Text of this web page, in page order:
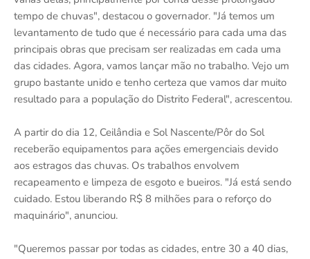
tempo de chuvas", destacou o governador. "Já temos um
levantamento de tudo que é necessário para cada uma das
principais obras que precisam ser realizadas em cada uma
das cidades. Agora, vamos lançar mão no trabalho. Vejo um
grupo bastante unido e tenho certeza que vamos dar muito
resultado para a população do Distrito Federal", acrescentou.
A partir do dia 12, Ceilândia e Sol Nascente/Pôr do Sol
receberão equipamentos para ações emergenciais devido
aos estragos das chuvas. Os trabalhos envolvem
recapeamento e limpeza de esgoto e bueiros. "Já está sendo
cuidado. Estou liberando R$ 8 milhões para o reforço do
maquinário", anunciou.
"Queremos passar por todas as cidades, entre 30 a 40 dias,